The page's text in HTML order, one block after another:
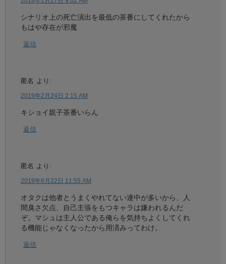
シナリオ上の死亡演出を最低の茶番にしてくれたから
もはや存在が邪魔
返信
匿名 より:
2019年2月24日 2:15 AM
キショイ親子茶番いらん
返信
匿名 より:
2019年6月22日 11:55 AM
オタクは他者とうまくやれてない連中が多いから、人
間臭さ欠点、自己主張をもつキャラは嫌われるんだ
ぞ。マシュは主人公である俺らを気持ちよくしてくれ
る機能じゃなくなったから用済みってわけ。
返信